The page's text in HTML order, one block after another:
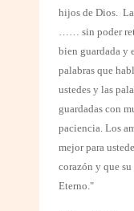
hijos de Dios.
…… sin poder
bien guardada y
palabras que
ustedes y las
guardadas con
paciencia. Los
mejor para
corazón y que
Eterno."